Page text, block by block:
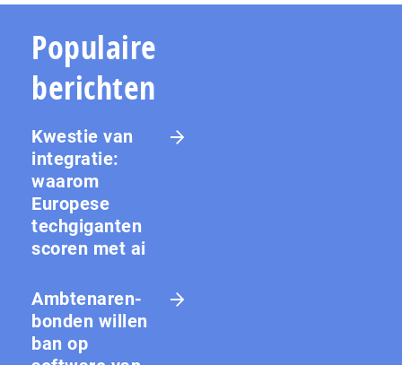
Populaire
berichten
Kwestie van
integratie:
waarom
Europese
techgiganten
scoren met ai
Amb­te­na­ren­
bon­den willen
ban op